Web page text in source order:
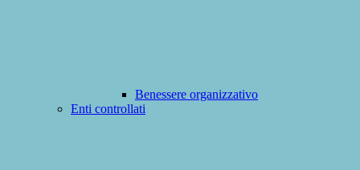
Benessere organizzativo
Enti controllati